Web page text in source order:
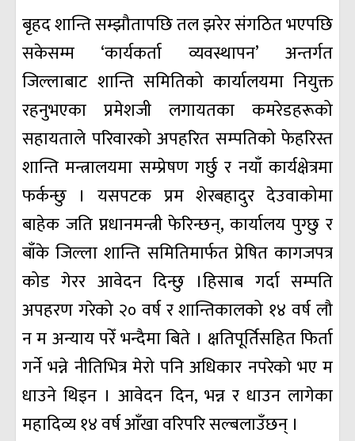
बृहद शान्ति सम्झौतापछि तल झरेर संगठित भएपछि
सकेसम्म ‘कार्यकर्ता व्यवस्थापन’ अन्तर्गत
जिल्लाबाट शान्ति समितिको कार्यालयमा नियुक्त
रहनुभएका प्रमेशजी लगायतका कमरेडहरूको
सहायताले परिवारको अपहरित सम्पतिको फेहरिस्त
शान्ति मन्त्रालयमा सम्प्रेषण गर्छु र नयाँ कार्यक्षेत्रमा
फर्कन्छु । यसपटक प्रम शेरबहादुर देउवाकोमा
बाहेक जति प्नधानमन्त्री फेरिन्छन्, कार्यालय पुग्छु र
बाँके जिल्ला शान्ति समितिमार्फत प्रेषित कागजपत्र
कोड गेरर आवेदन दिन्छु ।हिसाब गर्दा सम्पति
अपहरण गरेको २० वर्ष र शान्तिकालको १४ वर्ष लौ
न म अन्याय परेँ भन्दैमा बिते । क्षतिपूर्तिसहित फिर्ता
गर्ने भन्ने नीतिभित्र मेरो पनि अधिकार नपरेको भए म
धाउने थिइन । आवेदन दिन, भन्न र धाउन लागेका
महादिव्य १४ वर्ष आँखा वरिपरि सल्बलाउँछन् ।